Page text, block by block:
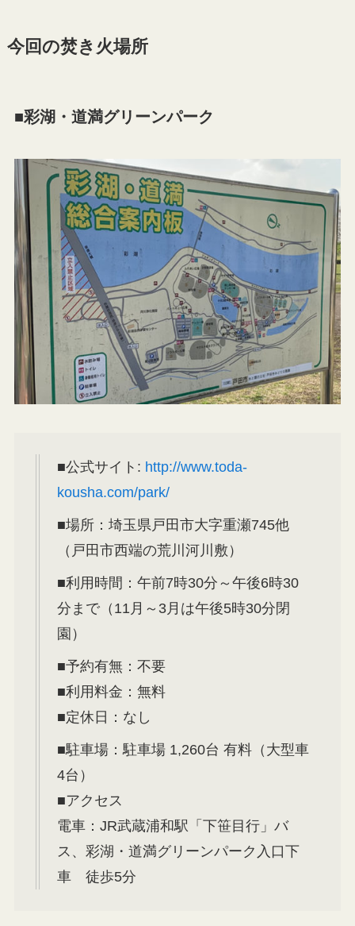
今回の焚き火場所
■彩湖・道満グリーンパーク
■公式サイト: http://www.toda-
kousha.com/park/
■場所：埼玉県戸田市大字重瀬745他
（戸田市西端の荒川河川敷）
■利用時間：午前7時30分～午後6時30
分まで（11月～3月は午後5時30分閉
園）
■予約有無：不要
■利用料金：無料
■定休日：なし
■駐車場：駐車場 1,260台 有料（大型車
4台）
■アクセス
電車：JR武蔵浦和駅「下笹目行」バ
ス、彩湖・道満グリーンパーク入口下
車 徒歩5分